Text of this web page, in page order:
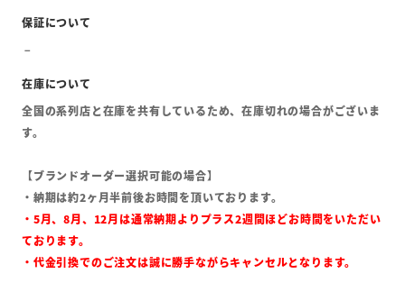
全国の系列店と在庫を共有しているため、在庫切れの場合がございま
す。
【ブランドオーダー選択可能の場合】
・納期は約2ヶ月半前後お時間を頂いております。
・5月、8月、12月は通常納期よりプラス2週間ほどお時間をいただい
ております。
・代金引換でのご注文は誠に勝手ながらキャンセルとなります。